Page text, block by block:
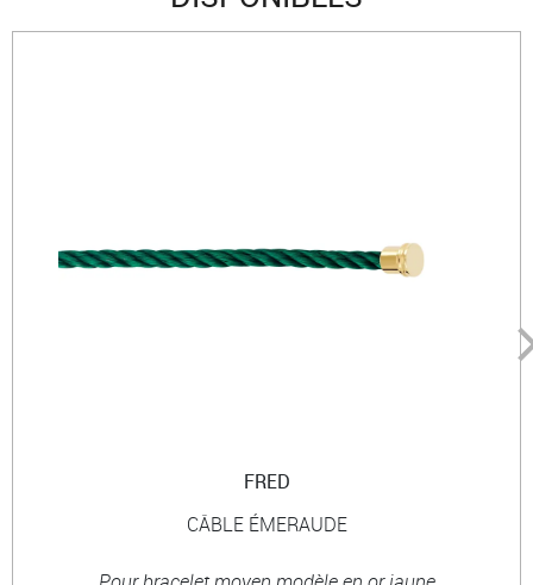
FRED
CÂBLE ÉMERAUDE